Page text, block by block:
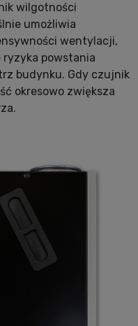
wilgotności
umożliwia
wentylacji,
powstania
budynku. Gdy czujnik
okresowo zwiększa